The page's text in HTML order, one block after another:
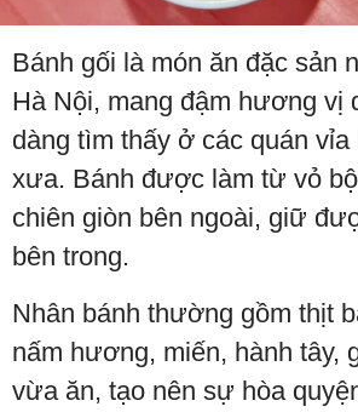
Bánh gối là món ăn đặc sản
Hà Nội, mang đậm hương vị
dàng tìm thấy ở các quán
xưa. Bánh được làm từ vỏ
chiên giòn bên ngoài, giữ
bên trong.
Nhân bánh thường gồm thịt
nấm hương, miến, hành tây,
vừa ăn, tạo nên sự hòa